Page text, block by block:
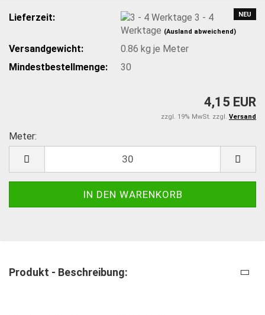
NEU
Lieferzeit:
3 - 4
Werktage (Ausland abweichend)
Versandgewicht: 0.86 kg je Meter
Mindestbestellmenge:
30
4,15 EUR
zzgl. 19% MwSt. zzgl. Versand
Meter:
Produkt - Beschreibung: